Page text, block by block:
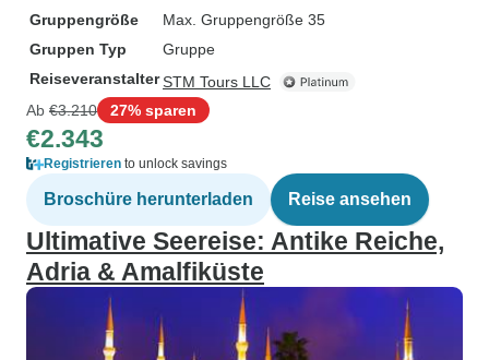
Gruppengröße
Max. Gruppengröße 35
Gruppen Typ
Gruppe
ReiseveranstalterSTM Tours LLC
Ab €3.210 27% sparen
€2.343
Registrieren to unlock savings
Broschüre herunterladen Reise ansehen
Ultimative Seereise: Antike Reiche,
Adria & Amalfiküste